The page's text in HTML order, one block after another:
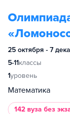
25 октября - 7
5-11классы
1уровень
Математика
142 вуза без